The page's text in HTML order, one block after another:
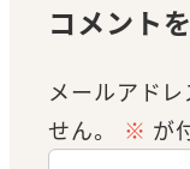
コメント
メールアド
せん。
※ が